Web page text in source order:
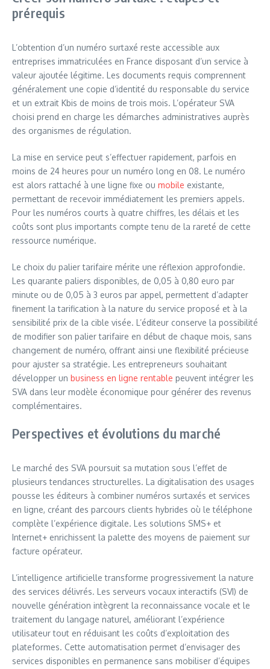
prérequis
L’obtention d’un numéro surtaxé reste accessible aux
entreprises immatriculées en France disposant d’un service à
valeur ajoutée légitime. Les documents requis comprennent
généralement une copie d’identité du responsable du service
et un extrait Kbis de moins de trois mois. L’opérateur SVA
choisi prend en charge les démarches administratives auprès
des organismes de régulation.
La mise en service peut s’effectuer rapidement, parfois en
moins de 24 heures pour un numéro long en 08. Le numéro
est alors rattaché à une ligne fixe ou mobile existante,
permettant de recevoir immédiatement les premiers appels.
Pour les numéros courts à quatre chiffres, les délais et les
coûts sont plus importants compte tenu de la rareté de cette
ressource numérique.
Le choix du palier tarifaire mérite une réflexion approfondie.
Les quarante paliers disponibles, de 0,05 à 0,80 euro par
minute ou de 0,05 à 3 euros par appel, permettent d’adapter
finement la tarification à la nature du service proposé et à la
sensibilité prix de la cible visée. L’éditeur conserve la possibilité
de modifier son palier tarifaire en début de chaque mois, sans
changement de numéro, offrant ainsi une flexibilité précieuse
pour ajuster sa stratégie. Les entrepreneurs souhaitant
développer un business en ligne rentable peuvent intégrer les
SVA dans leur modèle économique pour générer des revenus
complémentaires.
Perspectives et évolutions du marché
Le marché des SVA poursuit sa mutation sous l’effet de
plusieurs tendances structurelles. La digitalisation des usages
pousse les éditeurs à combiner numéros surtaxés et services
en ligne, créant des parcours clients hybrides où le téléphone
complète l’expérience digitale. Les solutions SMS+ et
Internet+ enrichissent la palette des moyens de paiement sur
facture opérateur.
L’intelligence artificielle transforme progressivement la nature
des services délivrés. Les serveurs vocaux interactifs (SVI) de
nouvelle génération intègrent la reconnaissance vocale et le
traitement du langage naturel, améliorant l’expérience
utilisateur tout en réduisant les coûts d’exploitation des
plateformes. Cette automatisation permet d’envisager des
services disponibles en permanence sans mobiliser d’équipes